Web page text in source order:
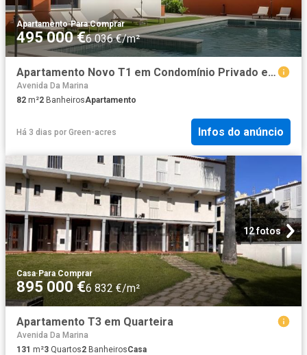
Apartamento·Para Comprar
495 000 €6 036 €/m²
Apartamento Novo T1 em Condomínio Privado em Vilamoura 82m² Quarteira
Avenida Da Marina
82 m²2 BanheirosApartamento
Há 3 dias por Green-acres Infos do anúncio
12 fotos
Casa·Para Comprar
895 000 €6 832 €/m²
Apartamento T3 em Quarteira
Avenida Da Marina
131 m²3 Quartos2 BanheirosCasa